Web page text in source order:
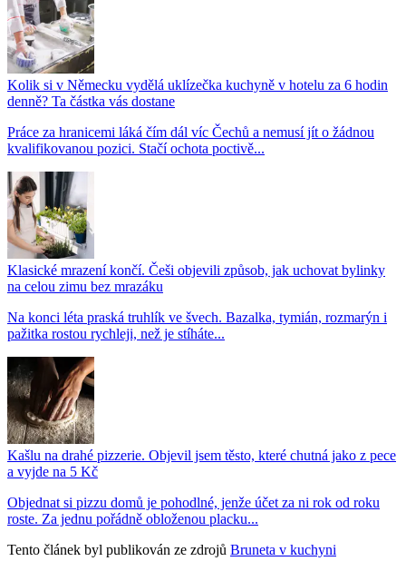
Kolik si v Německu vydělá uklízečka kuchyně v hotelu za 6 hodin
denně? Ta částka vás dostane
Práce za hranicemi láká čím dál víc Čechů a nemusí jít o žádnou
kvalifikovanou pozici. Stačí ochota poctivě...
Klasické mrazení končí. Češi objevili způsob, jak uchovat bylinky
na celou zimu bez mrazáku
Na konci léta praská truhlík ve švech. Bazalka, tymián, rozmarýn i
pažitka rostou rychleji, než je stíháte...
Kašlu na drahé pizzerie. Objevil jsem těsto, které chutná jako z pece
a vyjde na 5 Kč
Objednat si pizzu domů je pohodlné, jenže účet za ni rok od roku
roste. Za jednu pořádně obloženou placku...
Tento článek byl publikován ze zdrojů Bruneta v kuchyni